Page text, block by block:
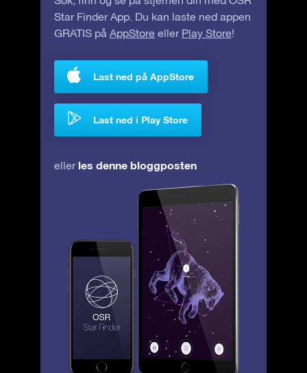
Star Finder App. Du kan laste ned appen
GRATIS på AppStore eller Play Store!
Last ned på AppStore
Last ned i Play Store
eller les denne bloggposten